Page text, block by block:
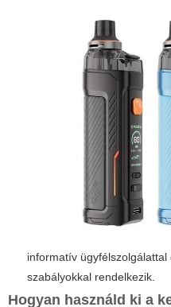
informatív
szabályokkal rendelkezik.
Hogyan használd ki a